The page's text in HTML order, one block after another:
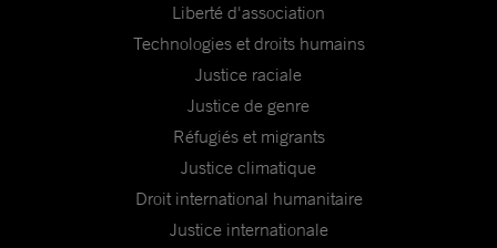
Liberté d'association
Technologies et droits humains
Justice raciale
Justice de genre
Réfugiés et migrants
Justice climatique
Droit international humanitaire
Justice internationale